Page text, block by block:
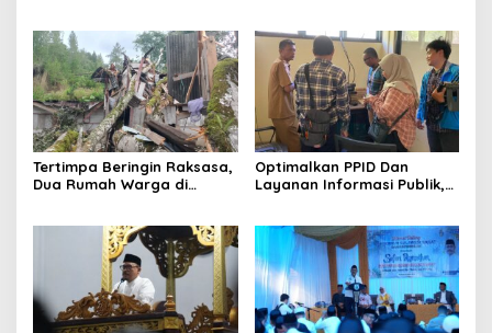
Kementerian
Tertimpa Beringin Raksasa,
Dua Rumah Warga di
Optimalkan PPID Dan
Layanan Informasi Publik,
Koordinasi Pemkab
Mamasa